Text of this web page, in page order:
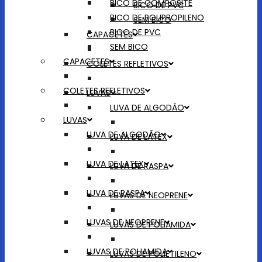
BICO DE PVC
SEM BICO
CAPACETES
COLETES REFLETIVOS
LUVAS
LUVA DE ALGODÃO
LUVA DE LATEX
LUVA DE RASPA
LUVAS DE NEOPRENE
LUVAS DE POLIAMIDA
LUVAS DE POLIETILENO
BICO DE COMPOSITE
BICO DE POLIPROPILENO
BICO DE PVC
SEM BICO
CAPACETES
COLETES REFLETIVOS
LUVAS
LUVA DE ALGODÃO
LUVA DE LATEX
LUVA DE RASPA
LUVAS DE NEOPRENE
LUVAS DE POLIAMIDA